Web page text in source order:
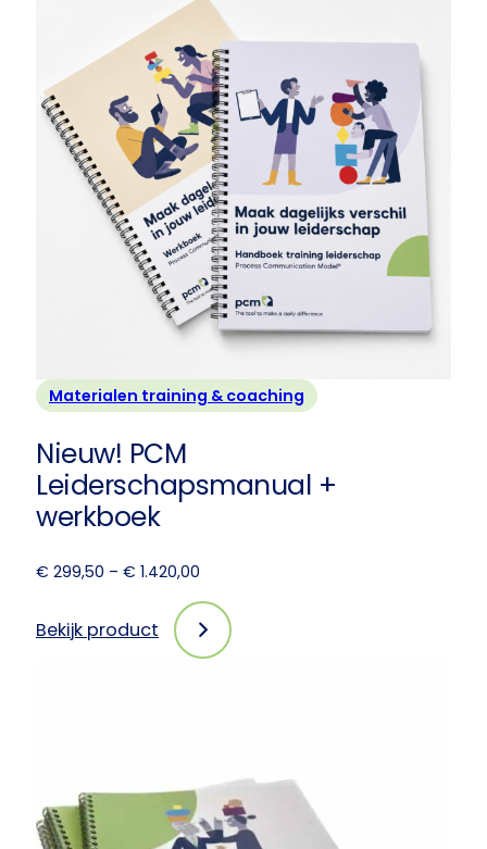
Basistraining-
Basismanual
(NL/EN)
Materialen training & coaching
Nieuw! PCM
Leiderschapsmanual +
werkboek
€ 299,50 – € 1.420,00
tot
€ 1.420,00
Bekijk product
: